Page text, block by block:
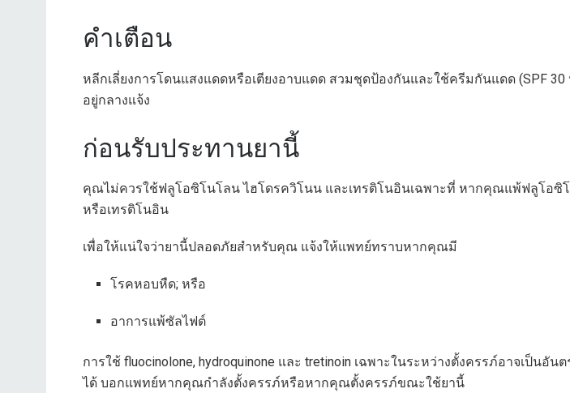
คำเตือน
หลีกเลี่ยงการโดนแสงแดดหรือเตียงอาบแดด สวมชุดป้องกันและใช้ครีมกันแดด (SPF
อยู่กลางแจ้ง
ก่อนรับประทานยานี้
คุณไม่ควรใช้ฟลูโอซิโนโลน ไฮโดรควิโนน และเทรติโนอินเฉพาะที่ หากคุณแพ้ฟลูโอซิ
หรือเทรติโนอิน
เพื่อให้แน่ใจว่ายานี้ปลอดภัยสำหรับคุณ แจ้งให้แพทย์ทราบหากคุณมี
โรคหอบหืด; หรือ
อาการแพ้ซัลไฟต์
การใช้ fluocinolone, hydroquinone และ tretinoin เฉพาะในระหว่างตั้งครรภ์อาจเป็นอั
ได้ บอกแพทย์หากคุณกำลังตั้งครรภ์หรือหากคุณตั้งครรภ์ขณะใช้ยานี้